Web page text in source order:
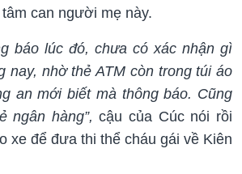
can người mẹ này.
báo lúc đó, chưa có xác nhận gì
nay, nhờ thẻ ATM còn trong túi áo
an mới biết mà thông báo. Cũng
ngân hàng”, cậu của Cúc nói rồi
xe để đưa thi thể cháu gái về Kiên